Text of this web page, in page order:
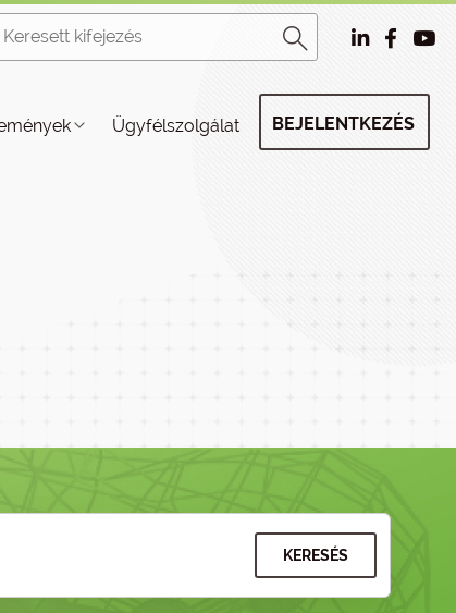
Ügyfélszolgálat BEJELENTKEZÉS
KERESÉS